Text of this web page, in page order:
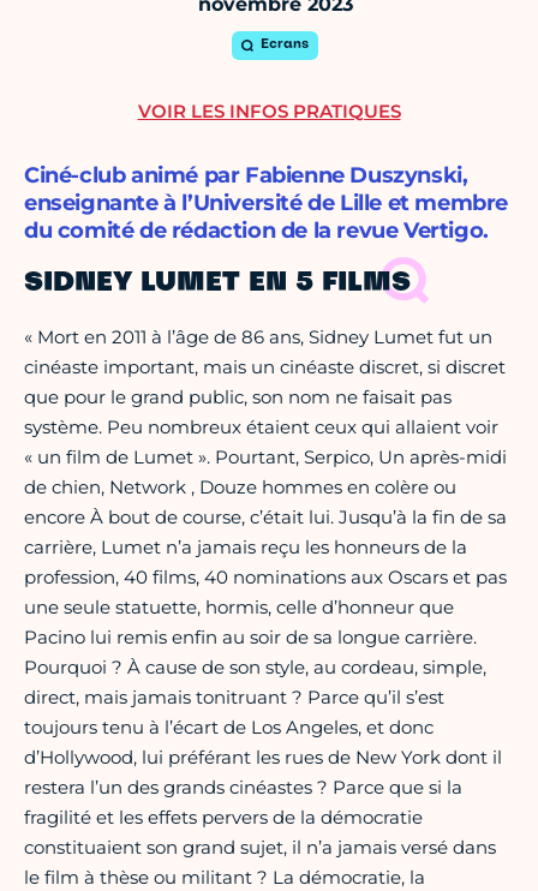
novembre 2023
Ecrans
Ciné-club animé par Fabienne Duszynski,
enseignante à l’Université de Lille et membre
du comité de rédaction de la revue Vertigo.
SIDNEY LUMET EN 5 FILMS
« Mort en 2011 à l’âge de 86 ans, Sidney Lumet fut un
cinéaste important, mais un cinéaste discret, si discret
que pour le grand public, son nom ne faisait pas
système. Peu nombreux étaient ceux qui allaient voir
« un film de Lumet ». Pourtant, Serpico, Un après-midi
de chien, Network , Douze hommes en colère ou
encore À bout de course, c’était lui. Jusqu’à la fin de sa
carrière, Lumet n’a jamais reçu les honneurs de la
profession, 40 films, 40 nominations aux Oscars et pas
une seule statuette, hormis, celle d’honneur que
Pacino lui remis enfin au soir de sa longue carrière.
Pourquoi ? À cause de son style, au cordeau, simple,
direct, mais jamais tonitruant ? Parce qu’il s’est
toujours tenu à l’écart de Los Angeles, et donc
d’Hollywood, lui préférant les rues de New York dont il
restera l’un des grands cinéastes ? Parce que si la
fragilité et les effets pervers de la démocratie
constituaient son grand sujet, il n’a jamais versé dans
le film à thèse ou militant ? La démocratie, la
VOIR LES INFOS PRATIQUES